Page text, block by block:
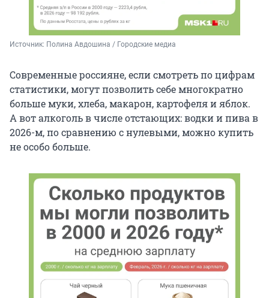
Источник: Полина Авдошина / Городские медиа
Современные россияне, если смотреть по цифрам
статистики, могут позволить себе многократно
больше муки, хлеба, макарон, картофеля и яблок.
А вот алкоголь в числе отстающих: водки и пива в
2026-м, по сравнению с нулевыми, можно купить
не особо больше.